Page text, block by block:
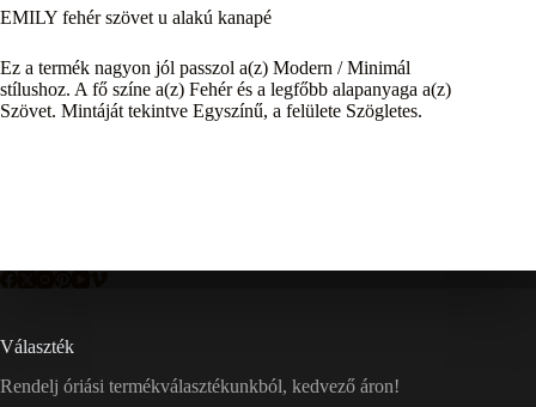
EMILY fehér szövet u alakú kanapé
Ez a termék nagyon jól passzol a(z) Modern / Minimál
stílushoz. A fő színe a(z) Fehér és a legfőbb alapanyaga a(z)
Szövet. Mintáját tekintve Egyszínű, a felülete Szögletes.
Választék
Rendelj óriási termékválasztékunkból, kedvező áron!